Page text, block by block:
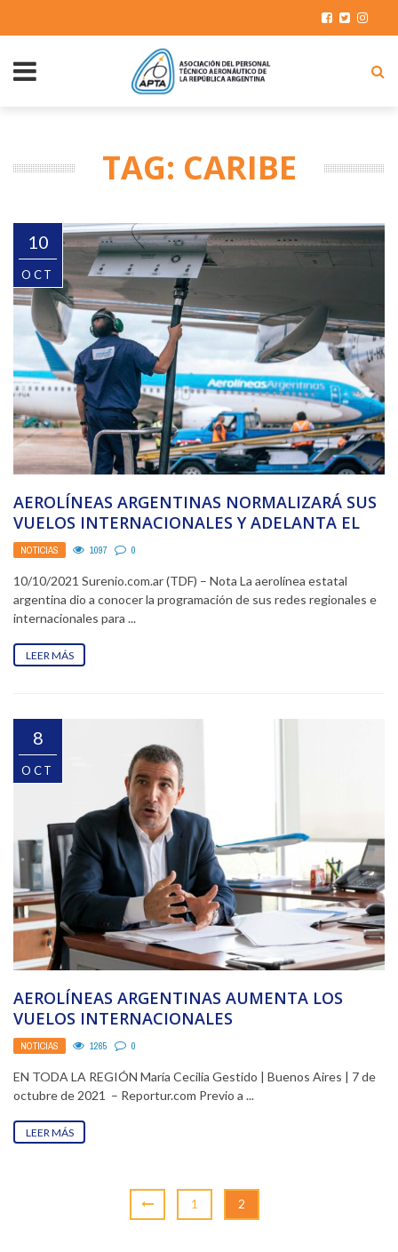
TAG: CARIBE
10
OCT
AEROLÍNEAS ARGENTINAS NORMALIZARÁ SUS
VUELOS INTERNACIONALES Y ADELANTA EL
REGRESO AL CARIBE
NOTICIAS 1097 0
10/10/2021 Surenio.com.ar (TDF) – Nota La aerolínea estatal
argentina dio a conocer la programación de sus redes regionales e
internacionales para ...
LEER MÁS
8
OCT
AEROLÍNEAS ARGENTINAS AUMENTA LOS
VUELOS INTERNACIONALES
NOTICIAS 1265 0
EN TODA LA REGIÓN María Cecilia Gestido | Buenos Aires | 7 de
octubre de 2021 – Reportur.com Previo a ...
LEER MÁS
1 2